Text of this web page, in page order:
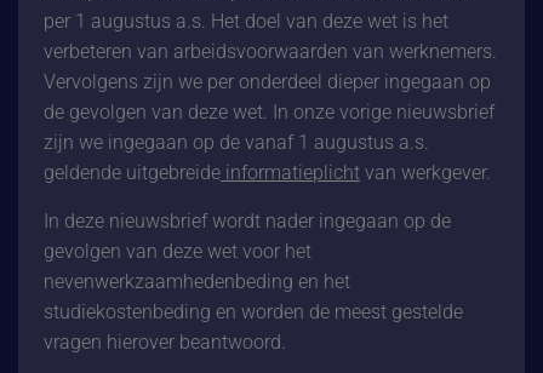
per 1 augustus a.s. Het doel van deze wet is het
verbeteren van arbeidsvoorwaarden van werknemers.
Vervolgens zijn we per onderdeel dieper ingegaan op
de gevolgen van deze wet. In onze vorige nieuwsbrief
zijn we ingegaan op de vanaf 1 augustus a.s.
geldende uitgebreideinformatieplichtvan werkgever.
In deze nieuwsbrief wordt nader ingegaan op de
gevolgen van deze wet voor het
nevenwerkzaamhedenbeding en het
studiekostenbeding en worden de meest gestelde
vragen hierover beantwoord.